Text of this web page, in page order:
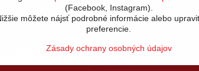
05
(Facebook, Instagram).
môžete nájsť podrobné informácie alebo
preferencie.
Zásady ochrany osobných údajov